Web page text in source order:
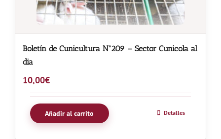
Boletín de Cunicultura Nº209 – Sector Cunicola al
dia
10,00€
Añadir al carrito Detalles